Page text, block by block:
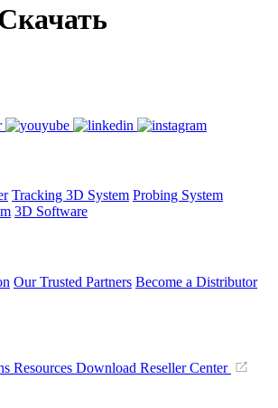
Tracking 3D System Probing System
3D Software
Our Trusted Partners Become a Distributor
Resources Download Reseller Center